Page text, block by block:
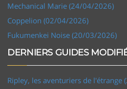
Mechanical Marie (24/04/2026)
Coppelion (02/04/2026)
Fukumenkei Noise (20/03/2026)
DERNIERS GUIDES
Ripley, les aventuriers de l'étrange